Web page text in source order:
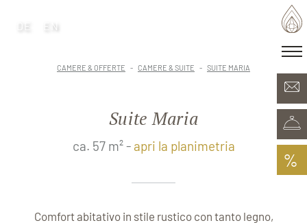
Camere & Offerte
Plunhof experiences
Esperienze nei dintorni
%
DE EN
CAMERE & OFFERTE CAMERE & SUITE SUITE MARIA
Suite Maria
ca. 57 m² - apri la planimetria
Comfort abitativo in stile rustico con tanto legno,